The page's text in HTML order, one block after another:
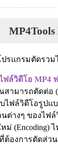
ฟล์วิดีโอ MP4
ามารถตัดต่อ
ไฟล์วิดีโอรูป
นต่างๆ ของไ
(Encoding)
องการตัดส่ว